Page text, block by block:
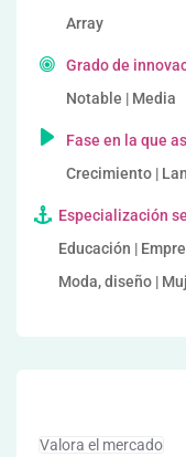
Array
Grado de
Notable | Media
Fase en la que
Crecimiento |
Especialización
Educación |
Moda, diseño |
Valora el mercado